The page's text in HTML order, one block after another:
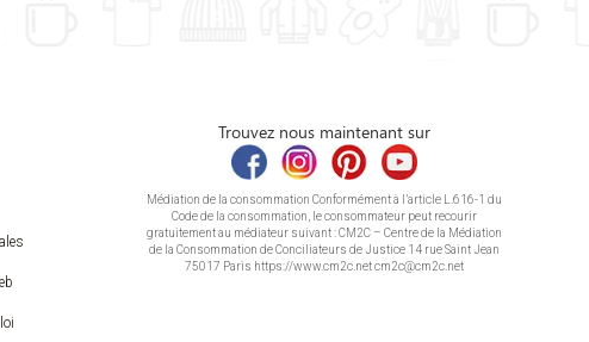
Trouvez nous maintenant sur
Médiation de la consommation Conformément à l’article L.616-1 du
Code de la consommation, le consommateur peut recourir
gratuitement au médiateur suivant : CM2C – Centre de la Médiation
de la Consommation de Conciliateurs de Justice 14 rue Saint Jean
75017 Paris https://www.cm2c.net cm2c@cm2c.net